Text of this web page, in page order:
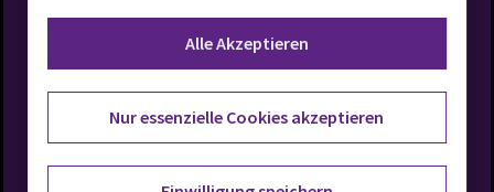
Rufen Sie uns an
0441 7701-0
Alle Akzeptieren
Nur essenzielle Cookies akzeptieren